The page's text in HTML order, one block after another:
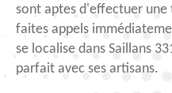
sont aptes d'effectuer une
faites appels
se localise dans Saillans
parfait avec ses artisans.